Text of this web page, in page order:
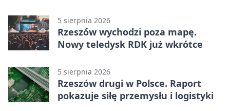
5 sierpnia 2026
Rzeszów wychodzi poza mapę.
Nowy teledysk RDK już wkrótce
5 sierpnia 2026
Rzeszów drugi w Polsce. Raport
pokazuje siłę przemysłu i logistyki